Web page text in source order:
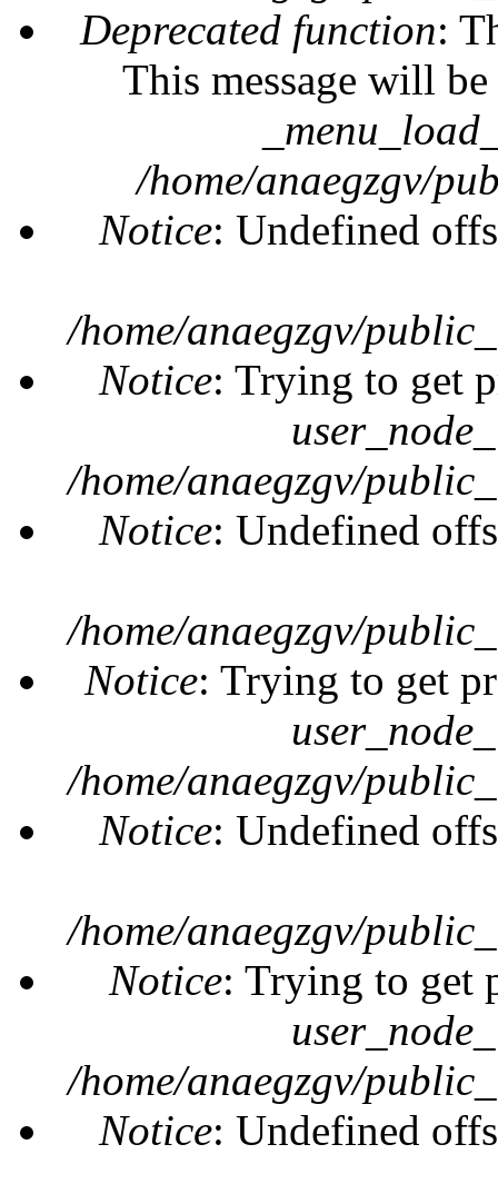
Deprecated function:
This message will
/home/anaegzgv/
Notice: Undefined
/home/anaegzgv/
Notice: Trying to get
/home/anaegzgv/
Notice: Undefined
/home/anaegzgv/
Notice: Trying to get
/home/anaegzgv/
Notice: Undefined
/home/anaegzgv/
Notice: Trying to get
/home/anaegzgv/
Notice: Undefined